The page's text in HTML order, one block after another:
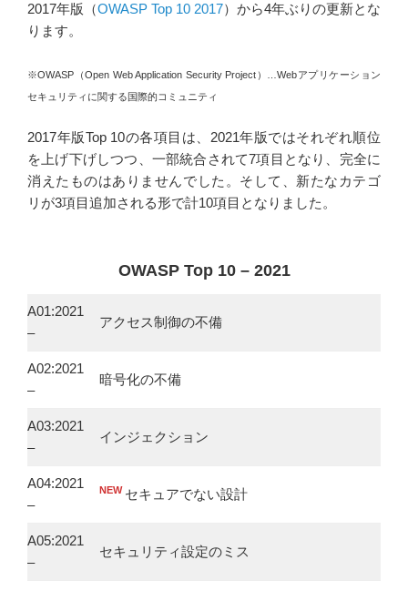
2017年版（OWASP Top 10 2017）から4年ぶりの更新とな
ります。
※OWASP（Open Web Application Security Project）…Webアプリケーション
セキュリティに関する国際的コミュニティ
2017年版Top 10の各項目は、2021年版ではそれぞれ順位
を上げ下げしつつ、一部統合されて7項目となり、完全に
消えたものはありませんでした。そして、新たなカテゴ
リが3項目追加される形で計10項目となりました。
OWASP Top 10 – 2021
A01:2021
–
アクセス制御の不備
A02:2021
–
暗号化の不備
A03:2021
–
インジェクション
A04:2021
–
NEW セキュアでない設計
A05:2021
–
セキュリティ設定のミス